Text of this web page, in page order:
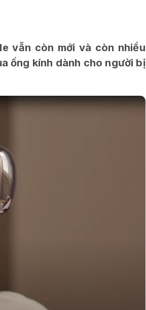
vẫn còn mới và còn nhiều
ống kính dành cho người bị